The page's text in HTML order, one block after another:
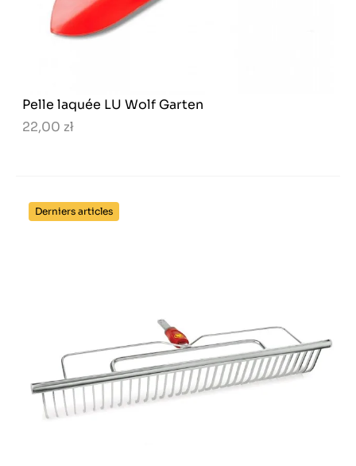
Pelle laquée LU Wolf Garten
22,00 zł
Derniers articles